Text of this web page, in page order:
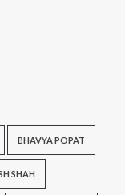
BHAVYA POPAT
SHAH